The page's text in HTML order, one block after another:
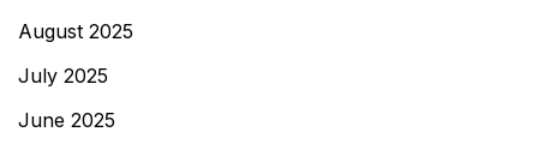
August 2025
July 2025
June 2025